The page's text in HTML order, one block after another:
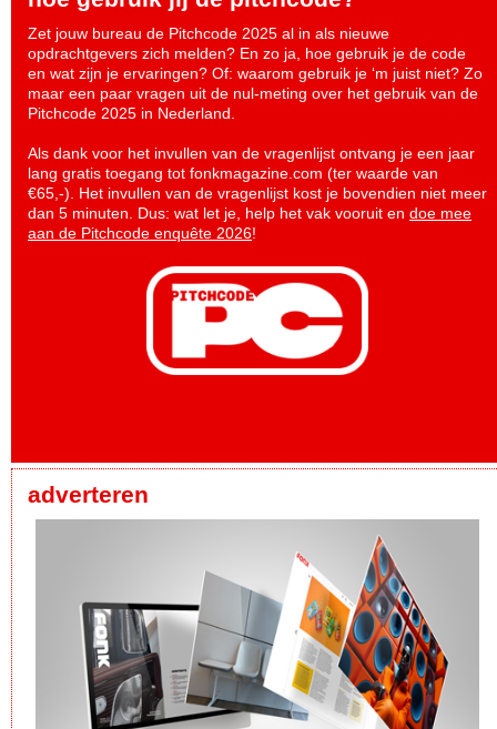
Zet jouw bureau de Pitchcode 2025 al in als nieuwe
opdrachtgevers zich melden? En zo ja, hoe gebruik je de code
en wat zijn je ervaringen? Of: waarom gebruik je ‘m juist niet? Zo
maar een paar vragen uit de nul-meting over het gebruik van de
Pitchcode 2025 in Nederland.
Als dank voor het invullen van de vragenlijst ontvang je een jaar
lang gratis toegang tot fonkmagazine.com (ter waarde van
€65,-). Het invullen van de vragenlijst kost je bovendien niet meer
dan 5 minuten. Dus: wat let je, help het vak vooruit en doe mee
aan de Pitchcode enquête 2026!
adverteren